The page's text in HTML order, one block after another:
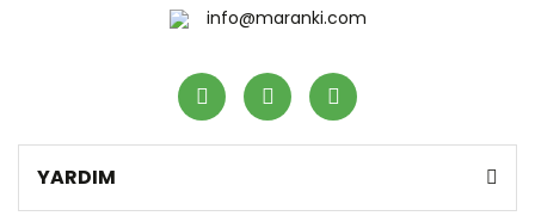
info@maranki.com
YARDIM